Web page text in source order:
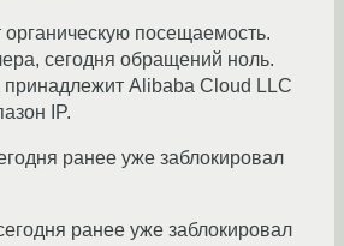
органическую посещаемость.
сегодня обращений ноль.
Alibaba Cloud LLC
IP.
ранее уже заблокировал
ранее уже заблокировал